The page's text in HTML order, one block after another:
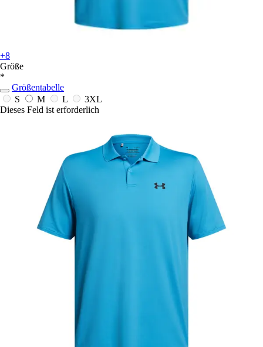
+8
Größe
*
Größentabelle
S
M L
3XL
Dieses Feld ist erforderlich